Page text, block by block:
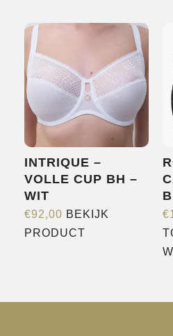
variaties.
optie
kan
gekozen
worden
op
de
productpagina
INTRIQUE –
VOLLE CUP BH –
WIT
€92,00 BEKIJK
PRODUCT
variaties.
€